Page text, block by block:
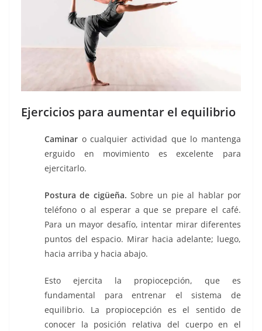
Ejercicios para aumentar el equilibrio
Caminar o cualquier actividad que lo mantenga
erguido en movimiento es excelente para
ejercitarlo.
Postura de cigüeña. Sobre un pie al hablar por
teléfono o al esperar a que se prepare el café.
Para un mayor desafío, intentar mirar diferentes
puntos del espacio. Mirar hacia adelante; luego,
hacia arriba y hacia abajo.
Esto ejercita la propiocepción, que es
fundamental para entrenar el sistema de
equilibrio. La propiocepción es el sentido de
conocer la posición relativa del cuerpo en el